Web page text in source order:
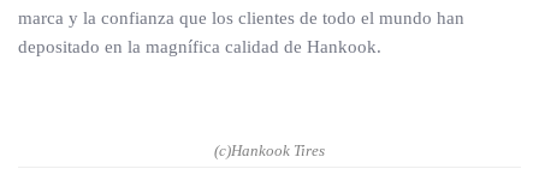
marca y la confianza que los clientes de todo el mundo han
depositado en la magnífica calidad de Hankook.
(c)Hankook Tires